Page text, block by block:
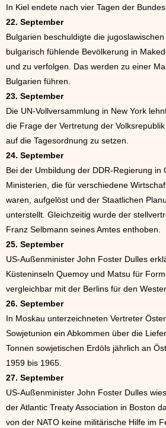
In Kiel endete nach vier Tagen der
22. September
Bulgarien beschuldigte die
bulgarisch fühlende Bevölkerung in
und zu verfolgen. Das werden zu einer
Bulgarien führen.
23. September
Die UN-Vollversammlung in New York
die Frage der Vertretung der
auf die Tagesordnung zu setzen.
24. September
Bei der Umbildung der DDR-Regierung in
Ministerien, die für verschiedene
waren, aufgelöst und der Staatlichen
unterstellt. Gleichzeitig wurde der
Franz Selbmann seines Amtes enthoben.
25. September
US-Außenminister John Foster Dulles
Küsteninseln Quemoy und Matsu für
vergleichbar mit der Berlins für den
26. September
In Moskau unterzeichneten Vertreter
Sowjetunion ein Abkommen über die
Tonnen sowjetischen Erdöls jährlich an
1959 bis 1965.
27. September
US-Außenminister John Foster Dulles
der Atlantic Treaty Association in Boston
von der NATO keine militärische Hilfe im